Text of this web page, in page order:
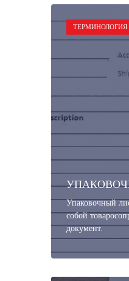
ТЕРМИНОЛОГИЯ
Упаковочный
собой
документ.